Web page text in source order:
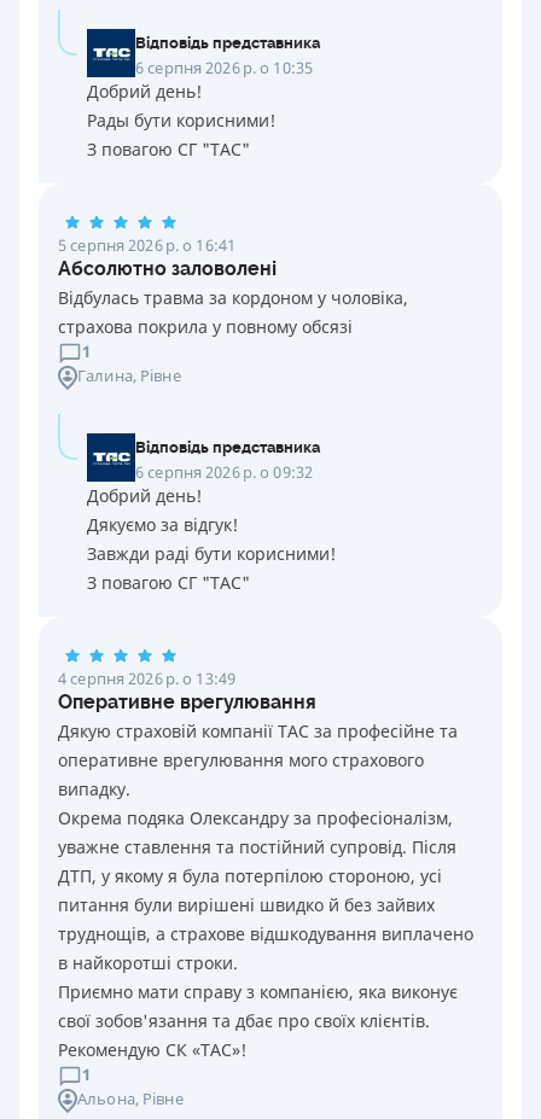
Відповідь представника
6 серпня 2026 р. о 10:35
Добрий день!
Рады бути корисними!
З повагою СГ "ТАС"
5 серпня 2026 р. о 16:41
Абсолютно заловолені
Відбулась травма за кордоном у чоловіка,
страхова покрила у повному обсязі
1
Галина, Рівне
Відповідь представника
6 серпня 2026 р. о 09:32
Добрий день!
Дякуємо за відгук!
Завжди раді бути корисними!
З повагою СГ "ТАС"
4 серпня 2026 р. о 13:49
Оперативне врегулювання
Дякую страховій компанії ТАС за професійне та
оперативне врегулювання мого страхового
випадку.
Окрема подяка Олександру за професіоналізм,
уважне ставлення та постійний супровід. Після
ДТП, у якому я була потерпілою стороною, усі
питання були вирішені швидко й без зайвих
труднощів, а страхове відшкодування виплачено
в найкоротші строки.
Приємно мати справу з компанією, яка виконує
свої зобов'язання та дбає про своїх клієнтів.
Рекомендую СК «ТАС»!
1
Альона, Рівне